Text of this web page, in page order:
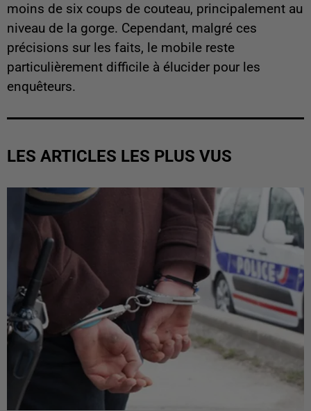
moins de six coups de couteau, principalement au
niveau de la gorge. Cependant, malgré ces
précisions sur les faits, le mobile reste
particulièrement difficile à élucider pour les
enquêteurs.
LES ARTICLES LES PLUS VUS